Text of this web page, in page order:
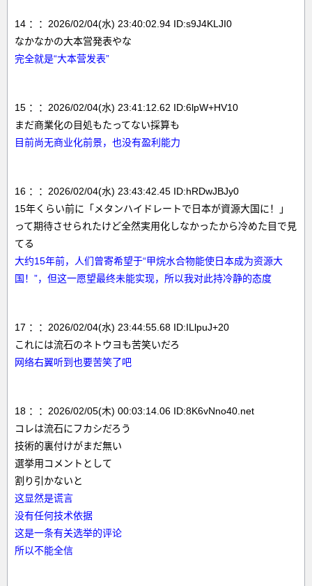
14 ：：2026/02/04(水) 23:40:02.94 ID:s9J4KLJI0
なかなかの大本営発表やな
完全就是“大本营发表”
15 ：：2026/02/04(水) 23:41:12.62 ID:6lpW+HV10
まだ商業化の目処もたってない採算も
目前尚无商业化前景，也没有盈利能力
16 ：：2026/02/04(水) 23:43:42.45 ID:hRDwJBJy0
15年くらい前に「メタンハイドレートで日本が資源大国に！」
って期待させられたけど全然実用化しなかったから冷めた目で見
てる
大约15年前，人们曾寄希望于“甲烷水合物能使日本成为资源大
国！”，但这一愿望最终未能实现，所以我对此持冷静的态度
17 ：：2026/02/04(水) 23:44:55.68 ID:ILlpuJ+20
これには流石のネトウヨも苦笑いだろ
网络右翼听到也要苦笑了吧
18 ：：2026/02/05(木) 00:03:14.06 ID:8K6vNno40.net
コレは流石にフカシだろう
技術的裏付けがまだ無い
選挙用コメントとして
割り引かないと
这显然是谎言
没有任何技术依据
这是一条有关选举的评论
所以不能全信